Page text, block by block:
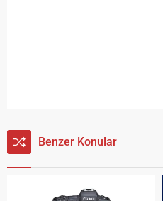
Benzer Konular